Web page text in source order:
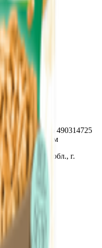
регистрации № 490314725
облисполкомом
Гомельская обл., г.